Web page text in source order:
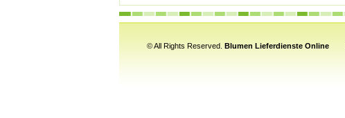
© All Rights Reserved. Blumen Lieferdienste Online